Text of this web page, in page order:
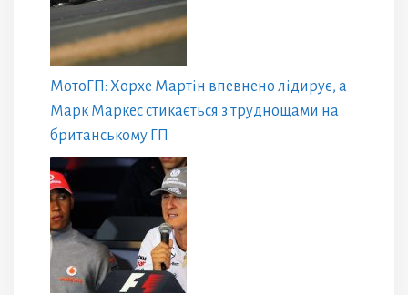
МотоГП: Хорхе Мартін впевнено лідирує, а
Марк Маркес стикається з труднощами на
британському ГП